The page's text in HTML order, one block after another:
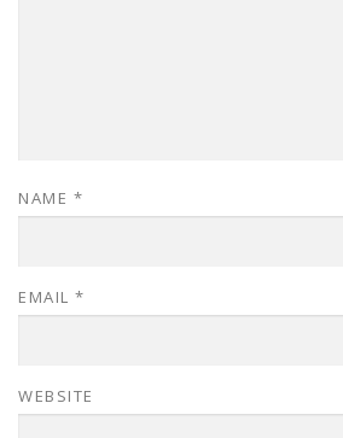
NAME *
EMAIL *
WEBSITE